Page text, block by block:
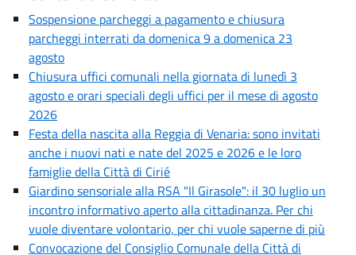
Sospensione parcheggi a pagamento e chiusura
parcheggi interrati da domenica 9 a domenica 23
agosto
Chiusura uffici comunali nella giornata di lunedì 3
agosto e orari speciali degli uffici per il mese di agosto
2026
Festa della nascita alla Reggia di Venaria: sono invitati
anche i nuovi nati e nate del 2025 e 2026 e le loro
famiglie della Città di Cirié
Giardino sensoriale alla RSA "Il Girasole": il 30 luglio un
incontro informativo aperto alla cittadinanza. Per chi
vuole diventare volontario, per chi vuole saperne di più
Convocazione del Consiglio Comunale della Città di